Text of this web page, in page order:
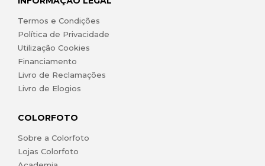
Termos e Condições
Política de Privacidade
Utilização Cookies
Financiamento
Livro de Reclamações
Livro de Elogios
COLORFOTO
Sobre a Colorfoto
Lojas Colorfoto